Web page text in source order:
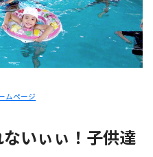
ムページ
いぃぃ！ 子供達